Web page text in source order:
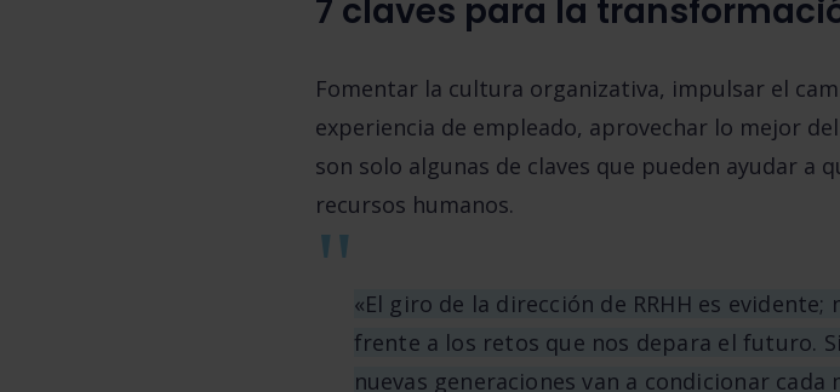
7 claves para la
Fomentar la cultura organizativa, impulsar el
experiencia de empleado, aprovechar lo mejor del
son solo algunas de claves que pueden ayudar a
recursos humanos.
«El giro de la dirección de RRHH es
frente a los retos que nos depara el futuro.
nuevas generaciones van a condicionar